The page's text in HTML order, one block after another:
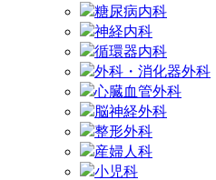
糖尿病内科
神経内科
循環器内科
外科・消化器外科
心臓血管外科
脳神経外科
整形外科
産婦人科
小児科